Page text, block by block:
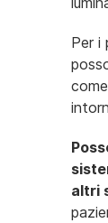
Per i
altri